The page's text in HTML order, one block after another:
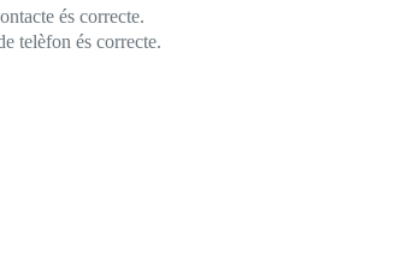
és correcte.
telèfon és correcte.